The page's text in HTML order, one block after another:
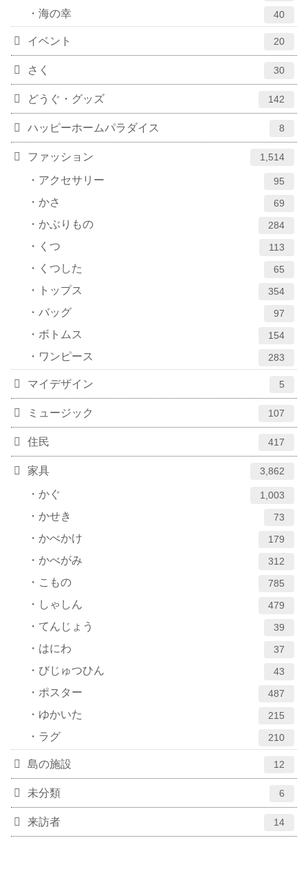
海の幸 40
イベント 20
さく 30
どうぐ・グッズ 142
ハッピーホームパラダイス 8
ファッション 1,514
アクセサリー 95
かさ 69
かぶりもの 284
くつ 113
くつした 65
トップス 354
バッグ 97
ボトムス 154
ワンピース 283
マイデザイン 5
ミュージック 107
住民 417
家具 3,862
かぐ 1,003
かせき 73
かべかけ 179
かべがみ 312
こもの 785
しゃしん 479
てんじょう 39
はにわ 37
びじゅつひん 43
ポスター 487
ゆかいた 215
ラグ 210
島の施設 12
未分類 6
来訪者 14